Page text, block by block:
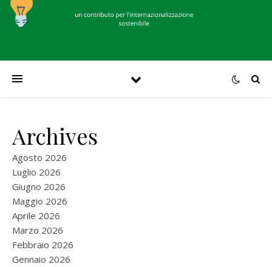
Archives
Agosto 2026
Luglio 2026
Giugno 2026
Maggio 2026
Aprile 2026
Marzo 2026
Febbraio 2026
Gennaio 2026